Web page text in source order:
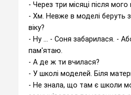
- Через три місяці після
- Хм. Невже в моделі беруть
віку?
- Ну ... - Соня забарилася. -
пам'ятаю.
- А де ж ти вчилася?
- У школі моделей. Біля
- Не знала, що там є школи